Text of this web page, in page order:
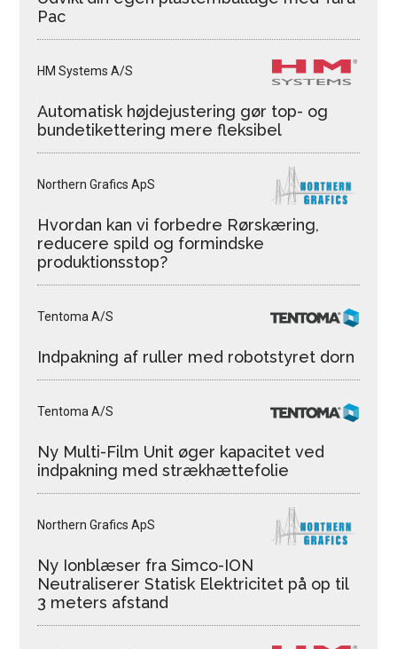
Pac
HM Systems A/S
Automatisk højdejustering gør top- og
bundetikettering mere fleksibel
Northern Grafics ApS
Hvordan kan vi forbedre Rørskæring,
reducere spild og formindske
produktionsstop?
Tentoma A/S
Indpakning af ruller med robotstyret dorn
Tentoma A/S
Ny Multi-Film Unit øger kapacitet ved
indpakning med strækhættefolie
Northern Grafics ApS
Ny Ionblæser fra Simco-ION
Neutraliserer Statisk Elektricitet på op til
3 meters afstand